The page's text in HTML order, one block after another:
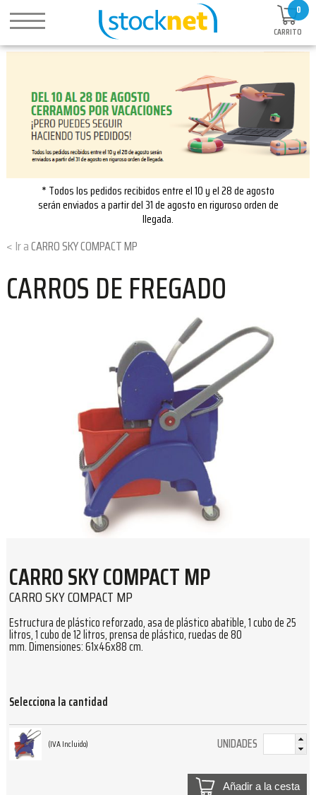
0
CARRITO
* Todos los pedidos recibidos entre el 10 y el 28 de agosto
serán enviados a partir del 31 de agosto en riguroso orden de
llegada.
CARRO SKY COMPACT MP
CARROS DE FREGADO
CARRO SKY COMPACT MP
CARRO SKY COMPACT MP
Estructura de plástico reforzado, asa de plástico abatible, 1 cubo de 25
litros, 1 cubo de 12 litros, prensa de plástico, ruedas de 80
mm. Dimensiones: 61x46x88 cm.
Selecciona la cantidad
(IVA Incluido) UNIDADES
Añadir a la cesta